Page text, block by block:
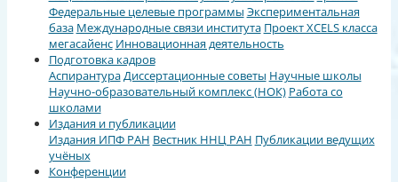
Федеральные целевые программы Экспериментальная
база Международные связи института Проект XCELS класса
мегасайенс Инновационная деятельность
Подготовка кадров
АспирантураДиссертационные советы Научные школы
Научно-образовательный комплекс (НОК) Работа со
школами
Издания и публикации
Издания ИПФ РАН Вестник ННЦ РАН Публикации ведущих
учёных
Конференции